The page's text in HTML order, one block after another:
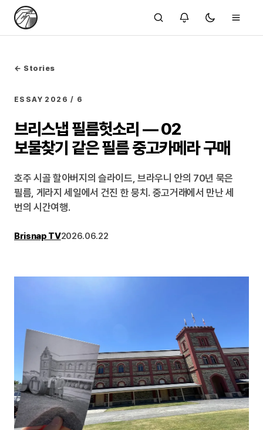
← Stories
ESSAY 2026 / 6
브리스냅 필름헛소리 — 02
보물찾기 같은 필름 중고카메라 구매
호주 시골 할아버지의 슬라이드, 브라우니 안의 70년 묵은
필름, 게라지 세일에서 건진 한 뭉치. 중고거래에서 만난 세
번의 시간여행.
Brisnap TV2026.06.22